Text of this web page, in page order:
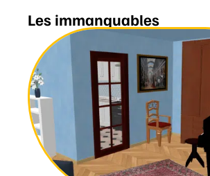
Les immanquables